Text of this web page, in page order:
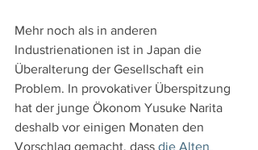
Mehr noch als in anderen
Industrienationen ist in Japan die
Überalterung der Gesellschaft ein
Problem. In provokativer Überspitzung
hat der junge Ökonom Yusuke Narita
deshalb vor einigen Monaten den
Vorschlag gemacht, dass die Alten